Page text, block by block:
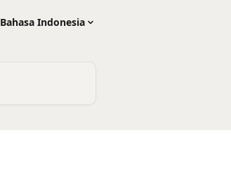
Bahasa Indonesia